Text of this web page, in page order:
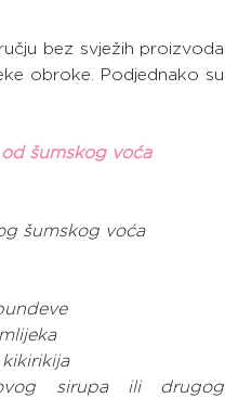
bez svježih proizvoda
obroke. Podjednako su
šumskog voća
šumskog voća
kikirikija
sirupa ili drugog